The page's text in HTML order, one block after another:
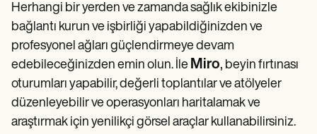
Herhangi bir yerden ve zamanda sağlık ekibinizle
bağlantı kurun ve işbirliği yapabildiğinizden ve
profesyonel ağları güçlendirmeye devam
edebileceğinizden emin olun. İle Miro, beyin fırtınası
oturumları yapabilir, değerli toplantılar ve atölyeler
düzenleyebilir ve operasyonları haritalamak ve
araştırmak için yenilikçi görsel araçlar kullanabilirsiniz.